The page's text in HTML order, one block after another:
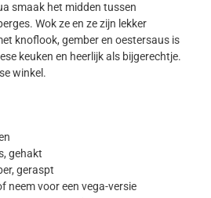
smaak het midden tussen
Wok ze en ze zijn lekker
knoflook, gember en oestersaus is
keuken en heerlijk als bijgerechtje.
winkel.
gehakt
geraspt
neem voor een vega-versie